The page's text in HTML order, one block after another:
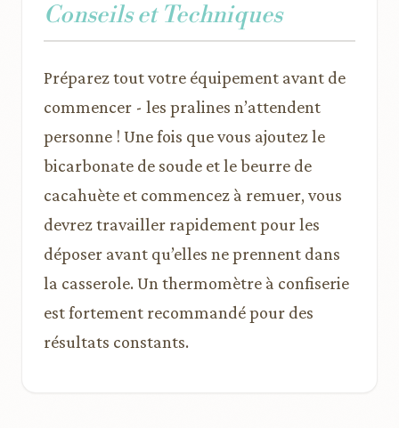
Conseils et Techniques
Préparez tout votre équipement avant de
commencer - les pralines n’attendent
personne ! Une fois que vous ajoutez le
bicarbonate de soude et le beurre de
cacahuète et commencez à remuer, vous
devrez travailler rapidement pour les
déposer avant qu’elles ne prennent dans
la casserole. Un thermomètre à confiserie
est fortement recommandé pour des
résultats constants.